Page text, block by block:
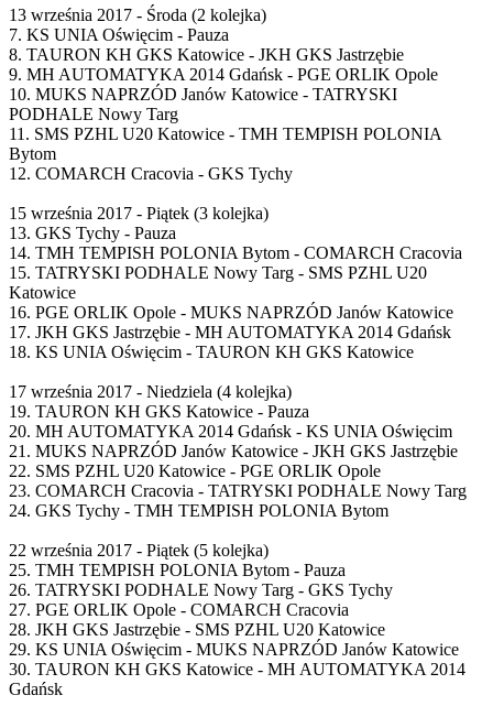
13 września 2017 - Środa (2 kolejka)
7. KS UNIA Oświęcim - Pauza
8. TAURON KH GKS Katowice - JKH GKS Jastrzębie
9. MH AUTOMATYKA 2014 Gdańsk - PGE ORLIK Opole
10. MUKS NAPRZÓD Janów Katowice - TATRYSKI
PODHALE Nowy Targ
11. SMS PZHL U20 Katowice - TMH TEMPISH POLONIA
Bytom
12. COMARCH Cracovia - GKS Tychy
15 września 2017 - Piątek (3 kolejka)
13. GKS Tychy - Pauza
14. TMH TEMPISH POLONIA Bytom - COMARCH Cracovia
15. TATRYSKI PODHALE Nowy Targ - SMS PZHL U20
Katowice
16. PGE ORLIK Opole - MUKS NAPRZÓD Janów Katowice
17. JKH GKS Jastrzębie - MH AUTOMATYKA 2014 Gdańsk
18. KS UNIA Oświęcim - TAURON KH GKS Katowice
17 września 2017 - Niedziela (4 kolejka)
19. TAURON KH GKS Katowice - Pauza
20. MH AUTOMATYKA 2014 Gdańsk - KS UNIA Oświęcim
21. MUKS NAPRZÓD Janów Katowice - JKH GKS Jastrzębie
22. SMS PZHL U20 Katowice - PGE ORLIK Opole
23. COMARCH Cracovia - TATRYSKI PODHALE Nowy Targ
24. GKS Tychy - TMH TEMPISH POLONIA Bytom
22 września 2017 - Piątek (5 kolejka)
25. TMH TEMPISH POLONIA Bytom - Pauza
26. TATRYSKI PODHALE Nowy Targ - GKS Tychy
27. PGE ORLIK Opole - COMARCH Cracovia
28. JKH GKS Jastrzębie - SMS PZHL U20 Katowice
29. KS UNIA Oświęcim - MUKS NAPRZÓD Janów Katowice
30. TAURON KH GKS Katowice - MH AUTOMATYKA 2014
Gdańsk